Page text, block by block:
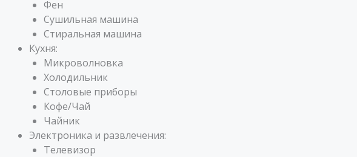
Фен
Сушильная машина
Стиральная машина
Кухня:
Микроволновка
Холодильник
Столовые приборы
Кофе/Чай
Чайник
Электроника и развлечения:
Телевизор